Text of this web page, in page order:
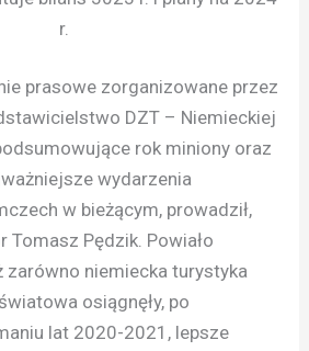
r.
prasowe zorganizowane przez
DZT – Niemieckiej
rok miniony oraz
wydarzenia
w bieżącym, prowadził,
Tomasz Pędzik. Powiało
zarówno niemiecka turystyka
osiągnęły, po
lat 2020-2021, lepsze